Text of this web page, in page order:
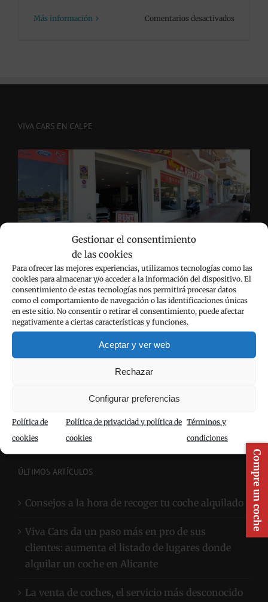
Gestionar el consentimiento
de las cookies
Para ofrecer las mejores experiencias, utilizamos tecnologías como las
cookies para almacenar y/o acceder a la información del dispositivo. El
consentimiento de estas tecnologías nos permitirá procesar datos
como el comportamiento de navegación o las identificaciones únicas
en este sitio. No consentir o retirar el consentimiento, puede afectar
negativamente a ciertas características y funciones.
Aceptar y ver web
Rechazar
Configurar preferencias
Política de
cookies
Política de privacidad y política de
cookies
Términos y
condiciones
Más información Comentarios desactivados
los
modelos
más
baratos
VIVA CARS EN CALPE
Empresa de alquiler de coches en Calpe que le
ofrece una amplia flota de coches. Le entregamos
el coche en el aeropuerto de Alicante, en el hotel de
Calpe donde vaya a alojarse o, si lo prefiere, en
nuestra oficina que está en el centro de la ciudad.
VIVA CARS VENTA DE COCHES
Coches en venta a su disposición:
Automóviles Juan Calpe
ÚLTIMOS ARTÍCULOS
Consejos a la hora de recoger tu coche alquilado
Viva Cars da un paso más en pro de sus
clientes: aumenta el listado de lugares donde
alquilar un coche en Alicante
La venta de coches, el servicio más desconocido
Compre un coche